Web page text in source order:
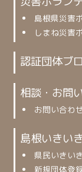
島根県災害
しまね災害
認証団体ブ
相談・お問
お問い合わ
島根いきい
県民いきい
新規団体登